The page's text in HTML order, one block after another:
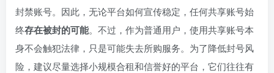
封禁账号。因此，无论平台如何宣传稳定，任何共享账号始
终存在被封的可能。不过，作为普通用户，使用共享账号本
身不会触犯法律，只是可能失去所购服务。为了降低封号风
险，建议尽量选择小规模合租和信誉好的平台，它们往往有